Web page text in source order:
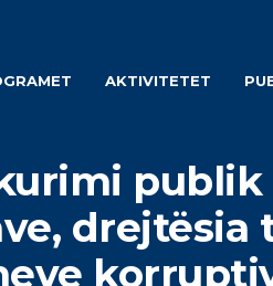
AKTIVITETET
drejtësia